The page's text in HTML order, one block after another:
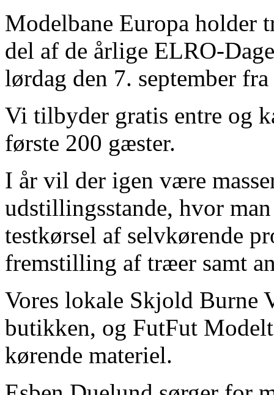
Modelbane Europa holder
del af de årlige ELRO-
lørdag den 7. september
Vi tilbyder gratis entre og
første 200 gæster.
I år vil der igen være
udstillingsstande, hvor
testkørsel af selvkørende
fremstilling af træer samt
Vores lokale Skjold Burne
butikken, og FutFut
kørende materiel.